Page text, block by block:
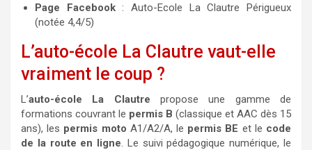
Page Facebook: Auto-Ecole La Clautre Périgueux
(notée 4,4/5)
L’auto-école La Clautre vaut-elle
vraiment le coup ?
L’auto-école La Clautre propose une gamme de
formations couvrant le permis B (classique et AAC dès 15
ans), les permis moto A1/A2/A, le permis BE et le code
de la route en ligne . Le suivi pédagogique numérique, le